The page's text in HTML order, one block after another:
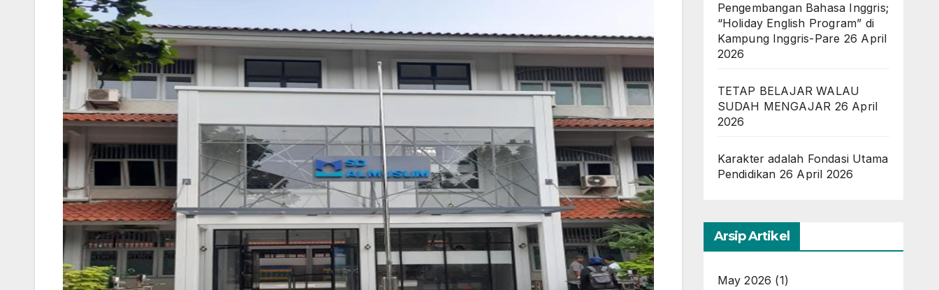
Pengembangan Bahasa Inggris;
“Holiday English Program” di
Kampung Inggris-Pare 26 April
2026
TETAP BELAJAR WALAU
SUDAH MENGAJAR 26 April
2026
Karakter adalah Fondasi Utama
Pendidikan 26 April 2026
Arsip Artikel
May 2026 (1)